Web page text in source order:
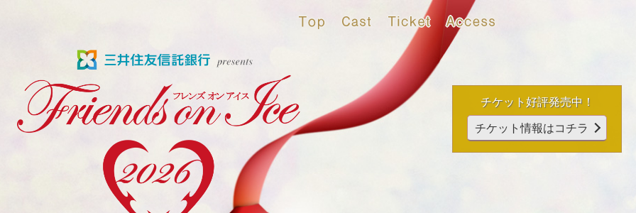
Top Cast Ticket
チケット好評発売中！
チケット情報はコチラ